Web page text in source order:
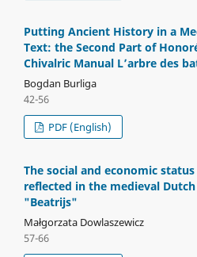
Putting Ancient History in a
Text: the Second Part of
Chivalric Manual L’arbre des
Bogdan Burliga
42-56
PDF (English)
The social and economic
reflected in the medieval
"Beatrijs"
Małgorzata Dowlaszewicz
57-66